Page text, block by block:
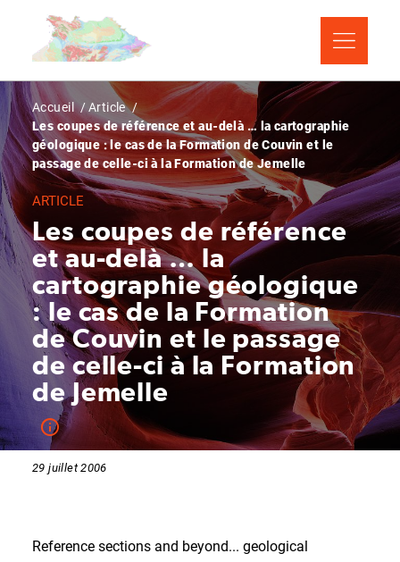
contenu
Fil
d'Ariane
Accueil
Article
Les coupes de référence et au-delà … la cartographie
géologique : le cas de la Formation de Couvin et le
passage de celle-ci à la Formation de Jemelle
ARTICLE
Les coupes de référence
et au-delà … la
cartographie géologique
: le cas de la Formation
de Couvin et le passage
de celle-ci à la Formation
de Jemelle
29 juillet 2006
Reference sections and beyond... geological